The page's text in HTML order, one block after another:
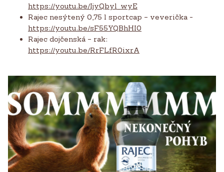
https://youtu.be/IjyQbyl_wyE
Rajec nesýtený 0,75 l sportcap – veverička -
https://youtu.be/sF55YQBhHI0
Rajec dojčenská – rak:
https://youtu.be/RrFLfR0ixrA